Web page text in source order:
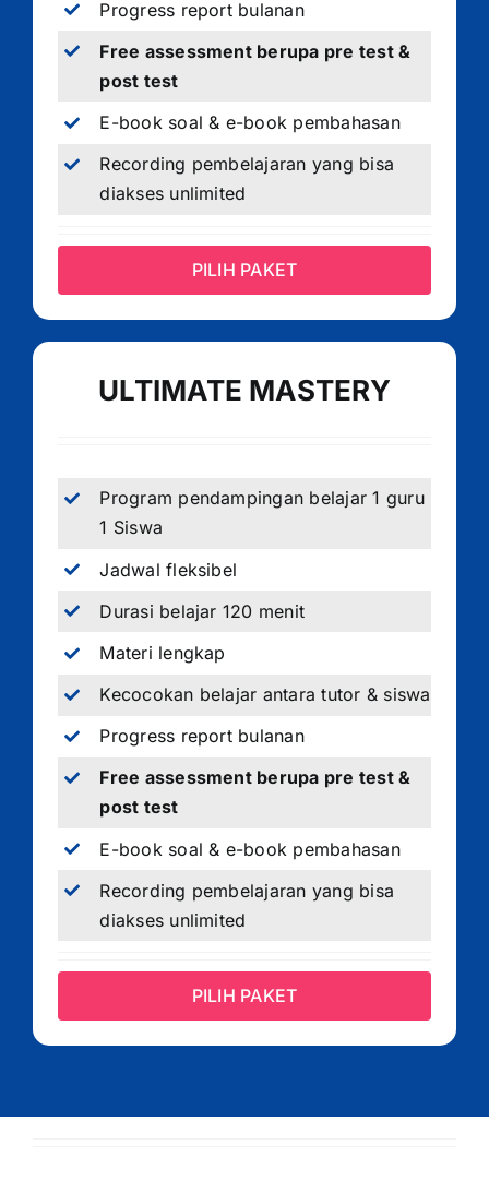
Progress report bulanan
Free assessment berupa pre test &
post test
E-book soal & e-book pembahasan
Recording pembelajaran yang bisa
diakses unlimited
PILIH PAKET
ULTIMATE MASTERY
Program pendampingan belajar 1 guru
1 Siswa
Jadwal fleksibel
Durasi belajar 120 menit
Materi lengkap
Kecocokan belajar antara tutor & siswa
Progress report bulanan
Free assessment berupa pre test &
post test
E-book soal & e-book pembahasan
Recording pembelajaran yang bisa
diakses unlimited
PILIH PAKET